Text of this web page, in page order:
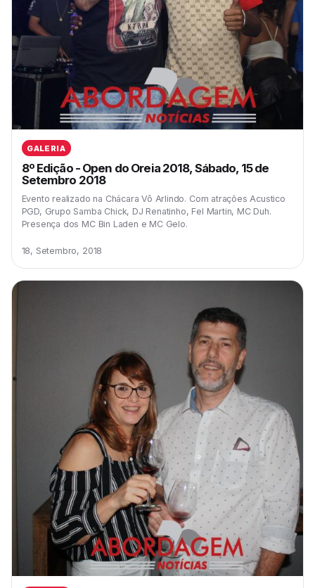
GALERIA
8º Edição - Open do Oreia 2018, Sábado, 15 de
Setembro 2018
Evento realizado na Chácara Vô Arlindo. Com atrações Acustico
PGD, Grupo Samba Chick, DJ Renatinho, Fel Martin, MC Duh.
Presença dos MC Bin Laden e MC Gelo.
18, Setembro, 2018